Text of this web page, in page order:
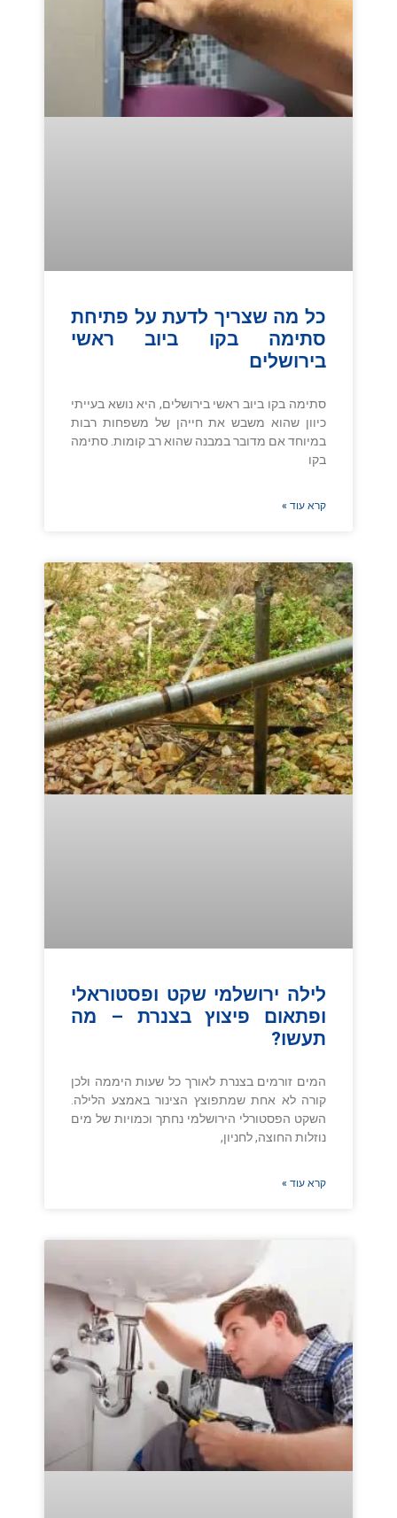
כל מה שצריך לדעת על פתיחת
סתימה בקו ביוב ראשי
בירושלים
סתימה בקו ביוב ראשי בירושלים, היא נושא בעייתי
כיוון שהוא משבש את חייהן של משפחות רבות
במיוחד אם מדובר במבנה שהוא רב קומות. סתימה
בקו
קרא עוד »
לילה ירושלמי שקט ופסטוראלי
ופתאום פיצוץ בצנרת – מה
תעשו?
המים זורמים בצנרת לאורך כל שעות היממה ולכן
קורה לא אחת שמתפוצץ הצינור באמצע הלילה.
השקט הפסטורלי הירושלמי נחתך וכמויות של מים
נוזלות החוצה, לחניון,
קרא עוד »